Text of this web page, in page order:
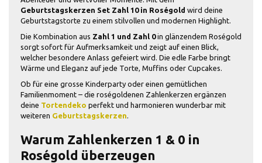
Geburtstagskerzen Set Zahl 10 in Roségold wird deine
Geburtstagstorte zu einem stilvollen und modernen Highlight.
Die Kombination aus Zahl 1 und Zahl 0in glänzendem Roségold
sorgt sofort für Aufmerksamkeit und zeigt auf einen Blick,
welcher besondere Anlass gefeiert wird. Die edle Farbe bringt
Wärme und Eleganz auf jede Torte, Muffins oder Cupcakes.
Ob für eine grosse Kinderparty oder einen gemütlichen
Familienmoment – die roségoldenen Zahlenkerzen ergänzen
deine Tortendeko perfekt und harmonieren wunderbar mit
weiteren Geburtstagskerzen.
Warum Zahlenkerzen 1 & 0 in
Roségold überzeugen